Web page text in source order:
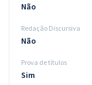
Não
Redação Discursiva
Não
Prova de títulos
Sim